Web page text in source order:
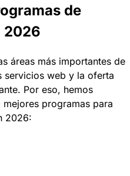
de
2026
áreas más importantes de
servicios web y la oferta
Por eso, hemos
programas para
2026: